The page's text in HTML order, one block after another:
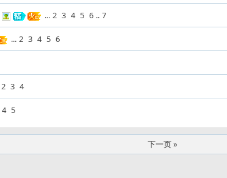
... 2 3 4 5 6 .. 7
... 2 3 4 5 6
2 3 4
4 5
下一页 »